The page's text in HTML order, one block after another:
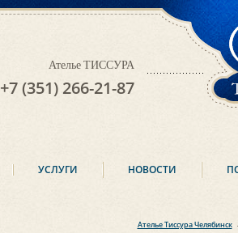
Ателье Тиссура Челябинск
Ателье ТИССУРА
+7 (351) 266-21-87
УСЛУГИ НОВОСТИ